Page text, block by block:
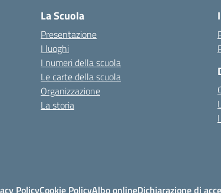
La Scuola
Presentazione
I luoghi
I numeri della scuola
Le carte della scuola
Organizzazione
La storia
PolicyCookie PolicyAlbo onlineDichiarazione di